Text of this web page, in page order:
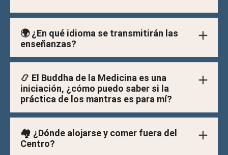
🌍 ¿En qué idioma se transmitirán las
enseñanzas?
📿 El Buddha de la Medicina es una
iniciación, ¿cómo puedo saber si la
práctica de los mantras es para mí?
🏘️ ¿Dónde alojarse y comer fuera del
Centro?